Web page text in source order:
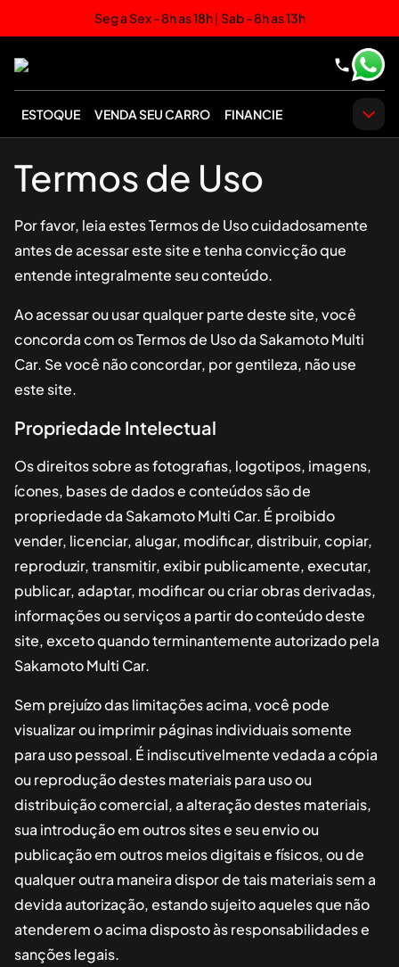
Seg a Sex - 8h as 18h | Sab - 8h as 13h
ESTOQUE VENDA SEU CARRO FINANCIE
Termos de Uso
Por favor, leia estes Termos de Uso cuidadosamente
antes de acessar este site e tenha convicção que
entende integralmente seu conteúdo.
Ao acessar ou usar qualquer parte deste site, você
concorda com os Termos de Uso da Sakamoto Multi
Car. Se você não concordar, por gentileza, não use
este site.
Propriedade Intelectual
Os direitos sobre as fotografias, logotipos, imagens,
ícones, bases de dados e conteúdos são de
propriedade da Sakamoto Multi Car. É proibido
vender, licenciar, alugar, modificar, distribuir, copiar,
reproduzir, transmitir, exibir publicamente, executar,
publicar, adaptar, modificar ou criar obras derivadas,
informações ou serviços a partir do conteúdo deste
site, exceto quando terminantemente autorizado pela
Sakamoto Multi Car.
Sem prejuízo das limitações acima, você pode
visualizar ou imprimir páginas individuais somente
para uso pessoal. É indiscutivelmente vedada a cópia
ou reprodução destes materiais para uso ou
distribuição comercial, a alteração destes materiais,
sua introdução em outros sites e seu envio ou
publicação em outros meios digitais e físicos, ou de
qualquer outra maneira dispor de tais materiais sem a
devida autorização, estando sujeito aqueles que não
atenderem o acima disposto às responsabilidades e
sanções legais.